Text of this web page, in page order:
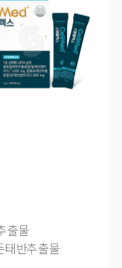
출물
태반추출물